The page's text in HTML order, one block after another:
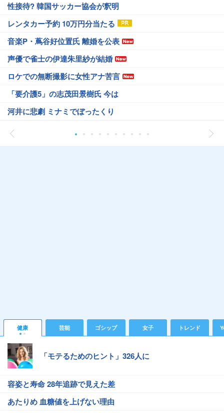
性接待? 韓国サッカー協会が釈明
レンタカー予約 10万円分当たる
音楽P・蔦谷好位置氏 離婚を公表
声優で雀士の伊達朱里紗が結婚
ロケでの無断撮影に女性アナ苦言
「要介護5」の志茂田景樹氏 今は
河井に悲劇 ミナミでぼったくり
健康 芸能 ゴシップ 女子 トレンド
「モテるためのヒント」326人に
容姿と寿命 28年追跡で見えた差
あたりめ 血糖値を上げない理由